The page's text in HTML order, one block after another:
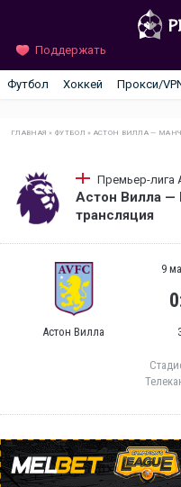
Поддержать
Футбол Хоккей Прокси/
ГЛАВНАЯ »ФУТБОЛ » АСТОН ВИЛЛА —
Премьер-лига
Астон Вилла —
трансляция
Астон Вилла
9